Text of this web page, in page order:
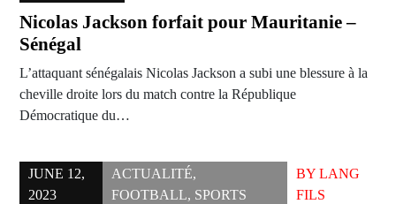
Nicolas Jackson forfait pour Mauritanie –
Sénégal
L’attaquant sénégalais Nicolas Jackson a subi une blessure à la
cheville droite lors du match contre la République
Démocratique du…
JUNE 12,
2023
ACTUALITÉ,
FOOTBALL, SPORTS
BY LANG
FILS